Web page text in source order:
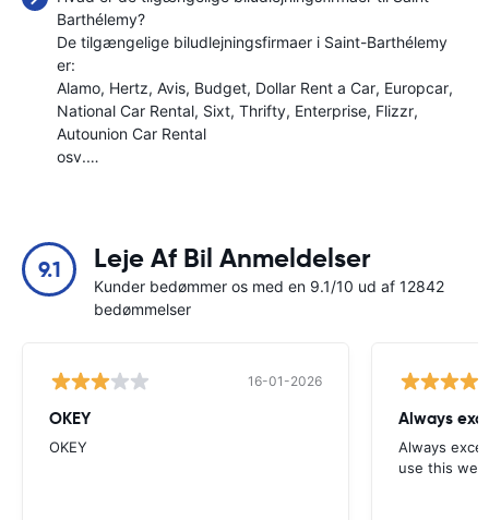
Barthélemy?
De tilgængelige biludlejningsfirmaer i Saint-Barthélemy
er:
Alamo Hertz Avis Budget Dollar Rent a Car Europcar
National Car Rental Sixt Thrifty Enterprise Flizzr
Autounion Car Rental
osv.…
9.1 Leje Af Bil Anmeldelser
Kunder bedømmer os med en 9.1/10 ud af 12842
bedømmelser
16-01-2026
OKEY
OKEY
Always
Always
use this